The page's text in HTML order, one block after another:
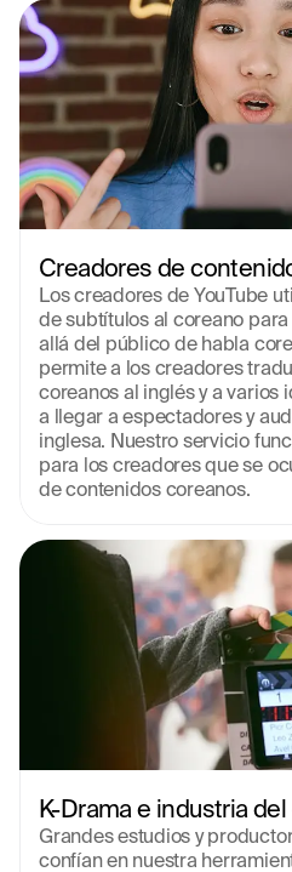
Creadores de
Los creadores de YouTube
de subtítulos al coreano
allá del público de habla
permite a los creadores
coreanos al inglés y a varios
a llegar a espectadores y
inglesa. Nuestro servicio
para los creadores que se
de contenidos coreanos.
K-Drama e industria
Grandes estudios y
confían en nuestra